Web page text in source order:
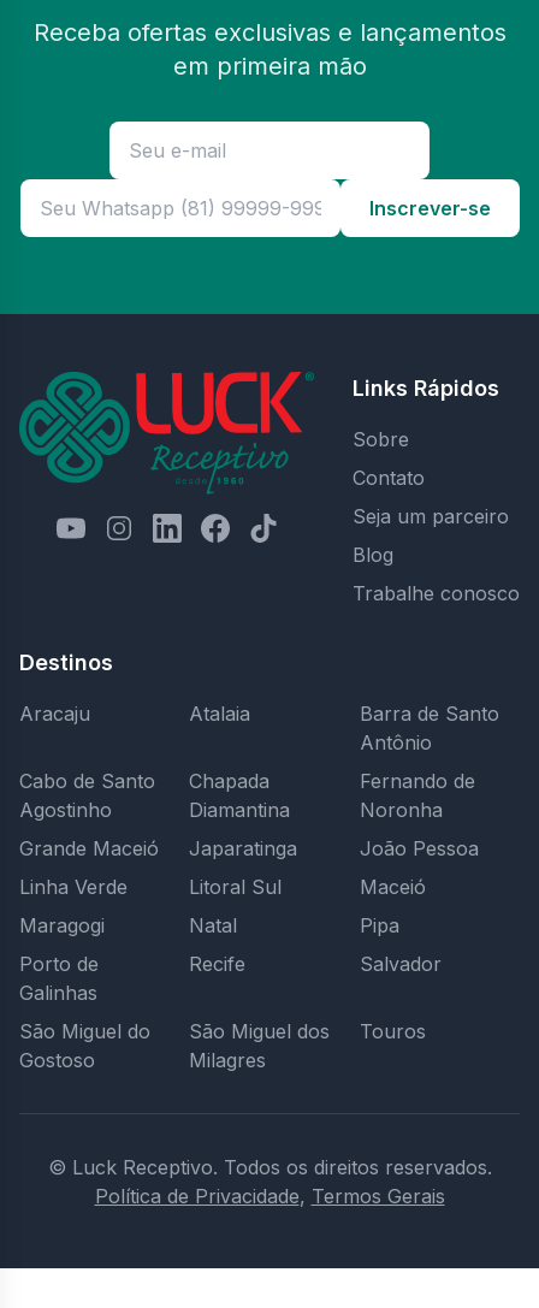
Receba ofertas exclusivas e lançamentos
em primeira mão
Inscrever-se
Links Rápidos
Sobre
Contato
Seja um parceiro
Blog
Trabalhe conosco
Destinos
Aracaju Atalaia
Barra de Santo
Antônio
Cabo de Santo
Agostinho
Chapada
Diamantina
Fernando de
Noronha
Grande Maceió
Japaratinga
João Pessoa
Linha Verde
Litoral Sul
Maceió
Maragogi
Natal
Pipa
Porto de
Galinhas
Recife Salvador
São Miguel do
Gostoso
São Miguel dos
Milagres
Touros
© Luck Receptivo. Todos os direitos reservados.
Política de Privacidade, Termos Gerais